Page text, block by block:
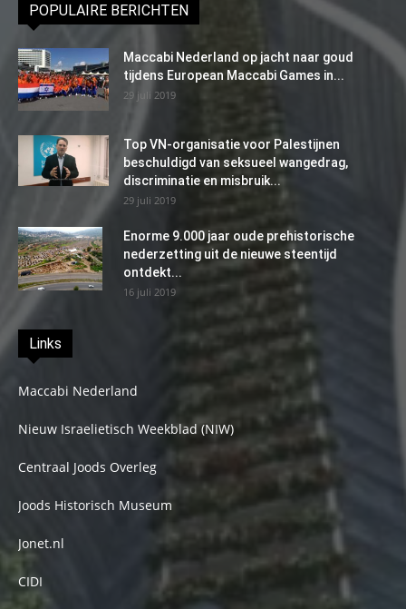
POPULAIRE BERICHTEN
Maccabi Nederland op jacht naar goud
tijdens European Maccabi Games in...
29 juli 2019
Top VN-organisatie voor Palestijnen
beschuldigd van seksueel wangedrag,
discriminatie en misbruik...
29 juli 2019
Enorme 9.000 jaar oude prehistorische
nederzetting uit de nieuwe steentijd
ontdekt...
16 juli 2019
Links
Maccabi Nederland
Nieuw Israelietisch Weekblad (NIW)
Centraal Joods Overleg
Joods Historisch Museum
Jonet.nl
CIDI